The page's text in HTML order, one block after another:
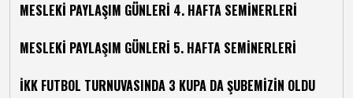
MESLEKİ PAYLAŞIM GÜNLERİ 4. HAFTA SEMİNERLERİ
MESLEKİ PAYLAŞIM GÜNLERİ 5. HAFTA SEMİNERLERİ
İKK FUTBOL TURNUVASINDA 3 KUPA DA ŞUBEMİZİN OLDU